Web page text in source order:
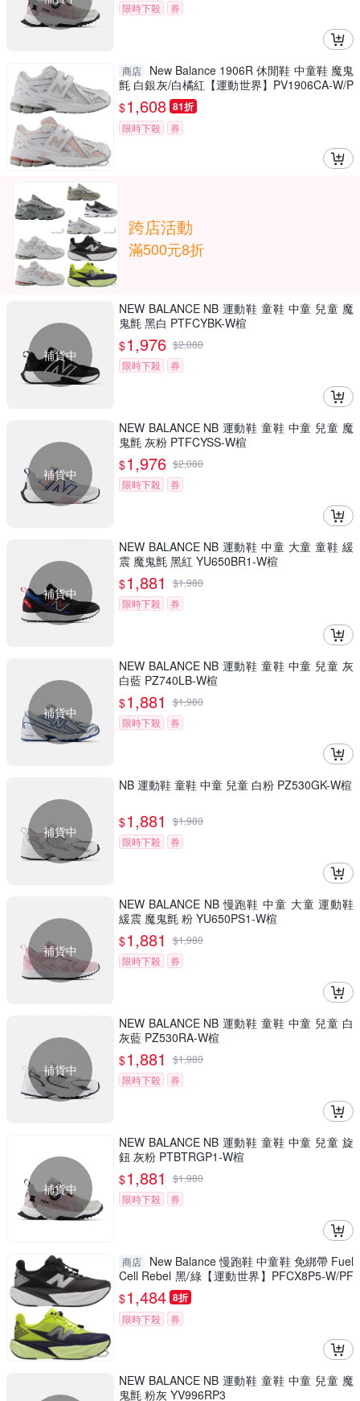
限時下殺
券
商店
New Balance 1906R 休閒鞋 中童鞋 魔鬼
氈 白銀灰/白橘紅【運動世界】PV1906CA-W/P
V1906CL-W
$1,608 81折
限時下殺 券
跨店活動
滿500元8折
補貨中
NEW BALANCE NB 運動鞋 童鞋 中童 兒童 魔
鬼氈 黑白 PTFCYBK-W楦
$1,976 $2,080
限時下殺
券
補貨中
NEW BALANCE NB 運動鞋 童鞋 中童 兒童 魔
鬼氈 灰粉 PTFCYSS-W楦
$1,976 $2,080
限時下殺
券
補貨中
NEW BALANCE NB 運動鞋 中童 大童 童鞋 緩
震 魔鬼氈 黑紅 YU650BR1-W楦
$1,881 $1,980
限時下殺
券
補貨中
NEW BALANCE NB 運動鞋 童鞋 中童 兒童 灰
白藍 PZ740LB-W楦
$1,881 $1,980
限時下殺
券
補貨中
NB 運動鞋 童鞋 中童 兒童 白粉 PZ530GK-W楦
$1,881 $1,980
限時下殺
券
補貨中
NEW BALANCE NB 慢跑鞋 中童 大童 運動鞋
緩震 魔鬼氈 粉 YU650PS1-W楦
$1,881 $1,980
限時下殺
券
補貨中
NEW BALANCE NB 運動鞋 童鞋 中童 兒童 白
灰藍 PZ530RA-W楦
$1,881 $1,980
限時下殺
券
補貨中
NEW BALANCE NB 運動鞋 童鞋 中童 兒童 旋
鈕 灰粉 PTBTRGP1-W楦
$1,881 $1,980
限時下殺
券
商店
New Balance 慢跑鞋 中童鞋 免綁帶 Fuel
Cell Rebel 黑/綠【運動世界】PFCX8P5-W/PF
CX7Z6-W
$1,484 8折
限時下殺 券
NEW BALANCE NB 運動鞋 童鞋 中童 兒童 魔
鬼氈 粉灰 YV996RP3